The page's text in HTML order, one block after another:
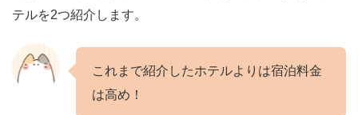
テルを2つ紹介します。
これまで紹介したホテルよりは宿泊料金
は高め！